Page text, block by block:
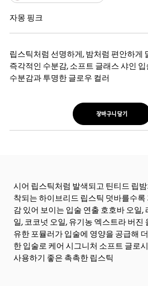
립스틱처럼 선명하게, 밤처럼 편안하게
즉각적인 수분감, 소프트 글래스 샤인
수분감과 투명한 글로우 컬러
자몽 핑크
장바구니 담기
시어 립스틱처럼 발색되고 틴티드 립
착되는 하이브리드 립스틱 덧바를수록
감 있어 보이는 입술 연출 호호바 오일,
일, 코코넛 오일, 유기농 엑스트라 버진
유한 포뮬러가 입술에 영양을 공급해
한 입술로 케어 시그니처 소프트 글로
사용하기 좋은 촉촉한 립스틱